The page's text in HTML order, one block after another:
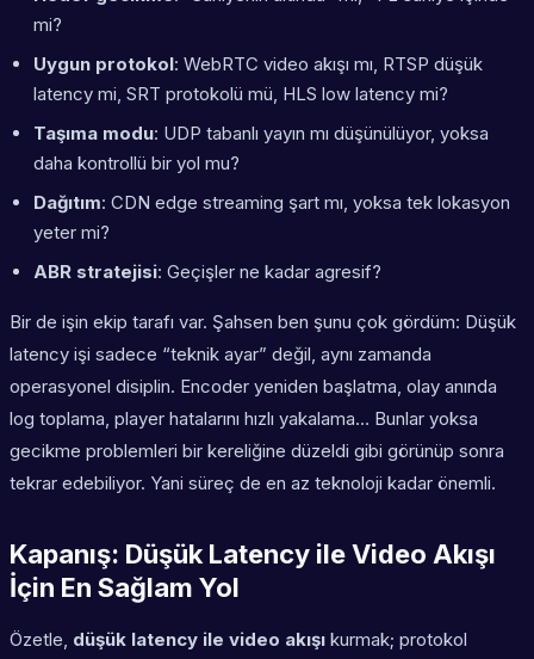
mi?
Uygun protokol: WebRTC video akışı mı, RTSP düşük
latency mi, SRT protokolü mü, HLS low latency mi?
Taşıma modu: UDP tabanlı yayın mı düşünülüyor, yoksa
daha kontrollü bir yol mu?
Dağıtım: CDN edge streaming şart mı, yoksa tek lokasyon
yeter mi?
ABR stratejisi: Geçişler ne kadar agresif?
Bir de işin ekip tarafı var. Şahsen ben şunu çok gördüm: Düşük
latency işi sadece “teknik ayar” değil, aynı zamanda
operasyonel disiplin. Encoder yeniden başlatma, olay anında
log toplama, player hatalarını hızlı yakalama… Bunlar yoksa
gecikme problemleri bir kereliğine düzeldi gibi görünüp sonra
tekrar edebiliyor. Yani süreç de en az teknoloji kadar önemli.
Kapanış: Düşük Latency ile Video Akışı
İçin En Sağlam Yol
Özetle, düşük latency ile video akışı kurmak; protokol